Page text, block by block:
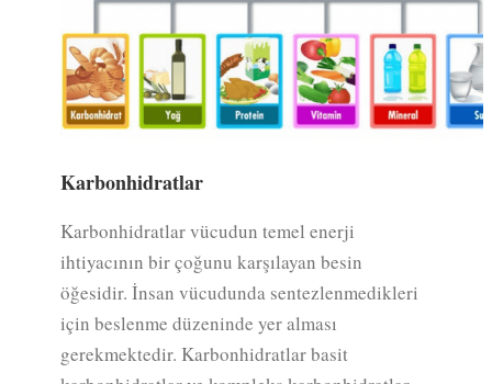
Karbonhidratlar
Karbonhidratlar vücudun temel enerji
ihtiyacının bir çoğunu karşılayan besin
öğesidir. İnsan vücudunda sentezlenmedikleri
için beslenme düzeninde yer alması
gerekmektedir. Karbonhidratlar basit